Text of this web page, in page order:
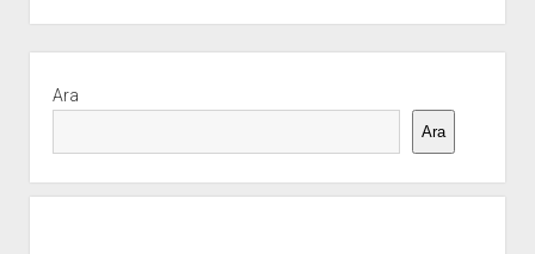
Menü
Ara
Ara